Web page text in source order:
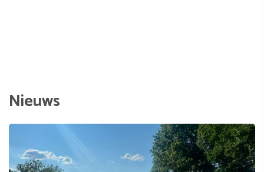
Nieuws